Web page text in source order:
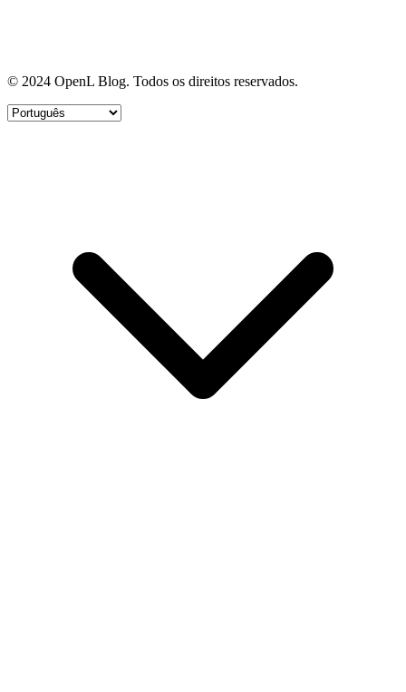
© 2024 OpenL Blog. Todos os direitos reservados.